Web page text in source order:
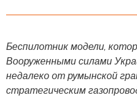
Беспилотник модели,
Вооруженными силами
недалеко от румынской
стратегическим